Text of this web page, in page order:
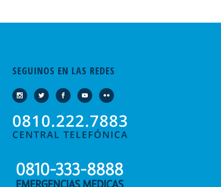
SEGUINOS EN LAS REDES